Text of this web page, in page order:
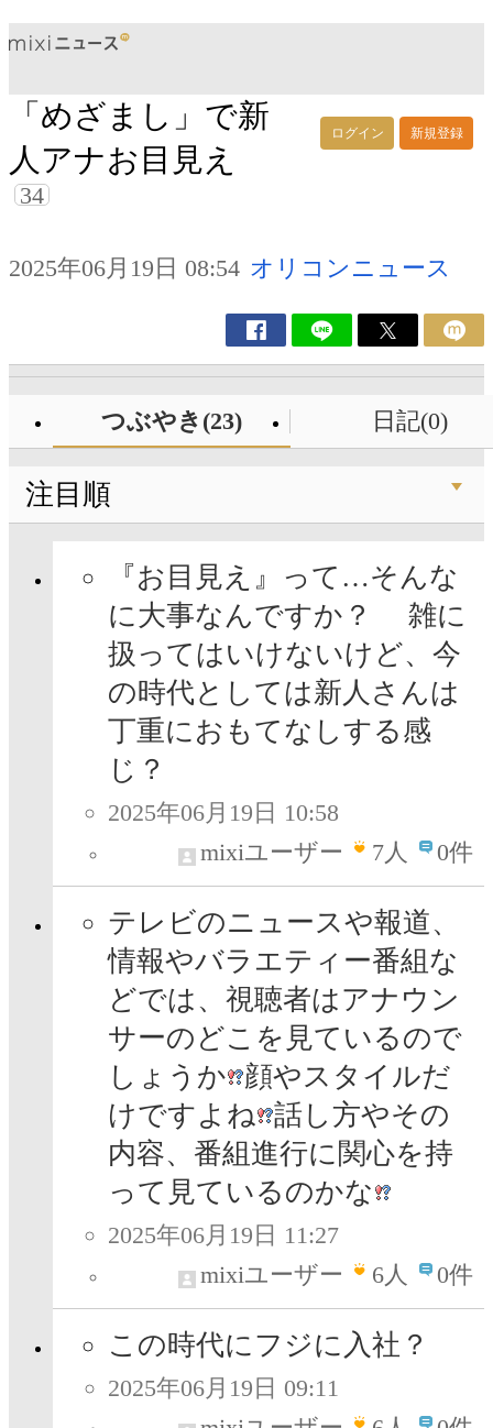
ログイン 新規登録
「めざまし」で新
人アナお目見え
34
2025年06月19日 08:54 オリコンニュース
つぶやき(23) 日記(0)
注目順
『お目見え』って…そんな
に大事なんですか？ 雑に
扱ってはいけないけど、今
の時代としては新人さんは
丁重におもてなしする感
じ？
2025年06月19日 10:58
mixiユーザー
7人 0件
テレビのニュースや報道、
情報やバラエティー番組な
どでは、視聴者はアナウン
サーのどこを見ているので
しょうか
顔やスタイルだ
けですよね 話し方やその
内容、番組進行に関心を持
って見ているのかな
2025年06月19日 11:27
mixiユーザー
6人 0件
この時代にフジに入社？
2025年06月19日 09:11